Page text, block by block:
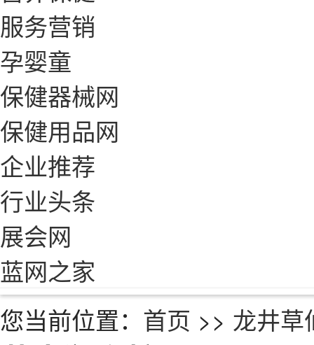
服务营销
孕婴童
保健器械网
保健用品网
企业推荐
行业头条
展会网
蓝网之家
您当前位置： 首页 >> 龙井草